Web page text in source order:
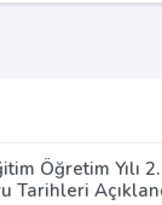
Öğretim Yılı
Tarihleri